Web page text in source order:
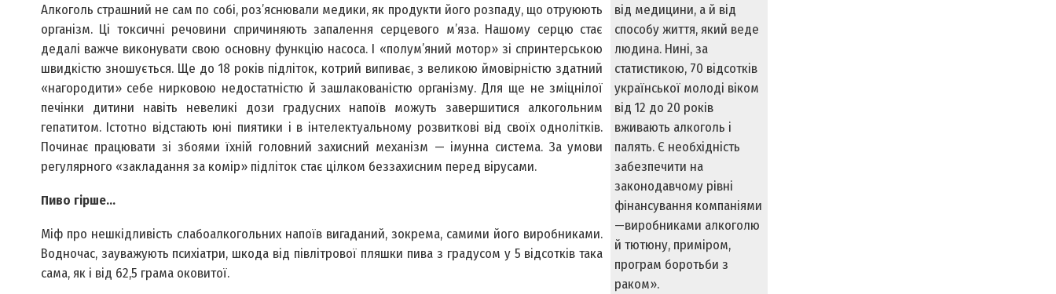
від медицини, а й від
способу життя, який веде
людина. Нині, за
статистикою, 70 відсотків
української молоді віком
від 12 до 20 років
вживають алкоголь і
палять. Є необхідність
забезпечити на
законодавчому рівні
фінансування компаніями
—виробниками алкоголю
й тютюну, приміром,
програм боротьби з
раком».
Алкоголь страшний не сам по собі, роз’яснювали медики, як продукти його розпаду, що отруюють
організм. Ці токсичні речовини спричиняють запалення серцевого м’яза. Нашому серцю стає
дедалі важче виконувати свою основну функцію насоса. І «полум’яний мотор» зі спринтерською
швидкістю зношується. Ще до 18 років підліток, котрий випиває, з великою ймовірністю здатний
«нагородити» себе нирковою недостатністю й зашлакованістю організму. Для ще не зміцнілої
печінки дитини навіть невеликі дози градусних напоїв можуть завершитися алкогольним
гепатитом. Істотно відстають юні пиятики і в інтелектуальному розвиткові від своїх однолітків.
Починає працювати зі збоями їхній головний захисний механізм — імунна система. За умови
регулярного «закладання за комір» підліток стає цілком беззахисним перед вірусами.
Пиво гірше…
Міф про нешкідливість слабоалкогольних напоїв вигаданий, зокрема, самими його виробниками.
Водночас, зауважують психіатри, шкода від півлітрової пляшки пива з градусом у 5 відсотків така
сама, як і від 62,5 грама оковитої.